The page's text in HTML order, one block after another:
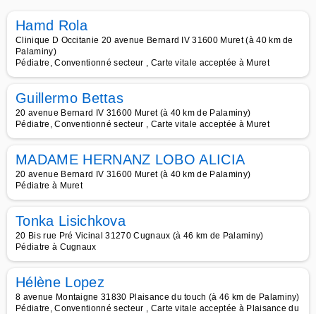
Hamd Rola
Clinique D Occitanie 20 avenue Bernard IV 31600 Muret (à 40 km de
Palaminy)
Pédiatre, Conventionné secteur , Carte vitale acceptée à Muret
Guillermo Bettas
20 avenue Bernard IV 31600 Muret (à 40 km de Palaminy)
Pédiatre, Conventionné secteur , Carte vitale acceptée à Muret
MADAME HERNANZ LOBO ALICIA
20 avenue Bernard IV 31600 Muret (à 40 km de Palaminy)
Pédiatre à Muret
Tonka Lisichkova
20 Bis rue Pré Vicinal 31270 Cugnaux (à 46 km de Palaminy)
Pédiatre à Cugnaux
Hélène Lopez
8 avenue Montaigne 31830 Plaisance du touch (à 46 km de Palaminy)
Pédiatre, Conventionné secteur , Carte vitale acceptée à Plaisance du